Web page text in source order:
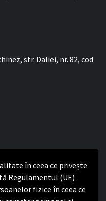
în ceea ce privește
Regulamentul (UE)
fizice în ceea ce
str. Daliei, nr. 82, cod